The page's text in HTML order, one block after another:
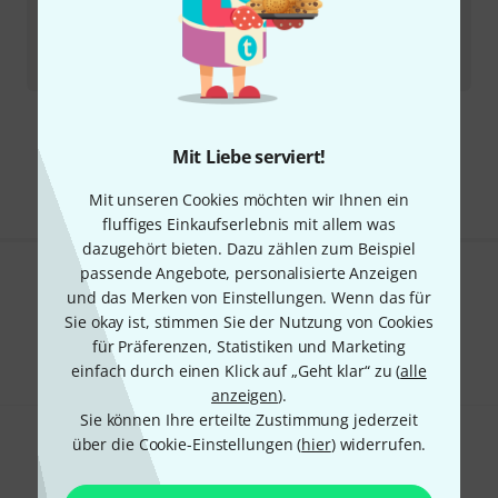
Mit Liebe serviert!
Mit unseren Cookies möchten wir Ihnen ein
fluffiges Einkaufserlebnis mit allem was
dazugehört bieten. Dazu zählen zum Beispiel
passende Angebote, personalisierte Anzeigen
und das Merken von Einstellungen. Wenn das für
Sie okay ist, stimmen Sie der Nutzung von Cookies
für Präferenzen, Statistiken und Marketing
einfach durch einen Klick auf „Geht klar“ zu (alle
anzeigen).
Sie können Ihre erteilte Zustimmung jederzeit
über die Cookie-Einstellungen (hier) widerrufen.
Sofort lieferbar
Alle Preise inkl. MwSt.
Gefällt Ihnen, was Sie sehen?
Teilen Hilfe & Feedback